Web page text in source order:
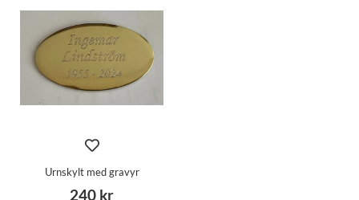
Urnskylt med gravyr
240 kr